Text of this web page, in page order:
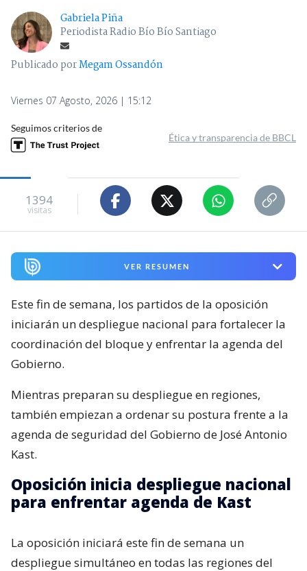
Gabriela Piña
Periodista Radio Bío Bío Santiago
Publicado porMegam Ossandón
Viernes 07 Agosto, 2026 | 15:12
Seguimos criterios de
Ética y transparencia de BBCL
1394
visitas
VER RESUMEN
Este fin de semana, los partidos de la oposición
iniciarán un despliegue nacional para fortalecer la
coordinación del bloque y enfrentar la agenda del
Gobierno.
Mientras preparan su despliegue en regiones,
también empiezan a ordenar su postura frente a la
agenda de seguridad del Gobierno de José Antonio
Kast.
Oposición inicia despliegue nacional
para enfrentar agenda de Kast
La oposición iniciará este fin de semana un
despliegue simultáneo en todas las regiones del